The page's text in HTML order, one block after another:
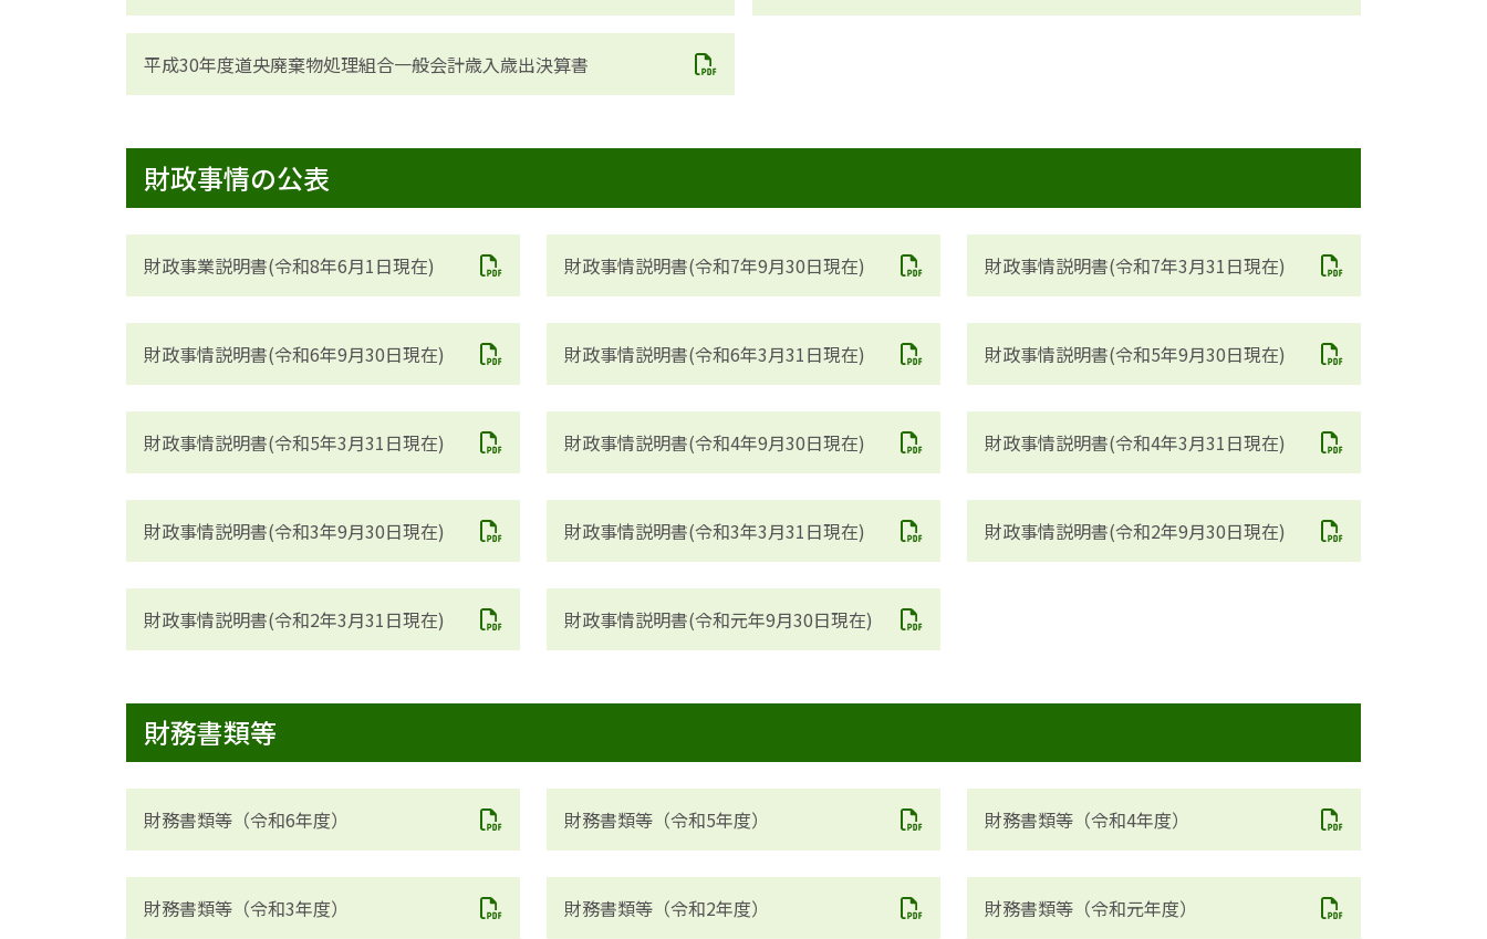
平成30年度道央廃棄物処理組合一般会計歳入歳出決算書
財政事情の公表
財政事業説明書(令和8年6月1日現在) 財政事情説明書(令和7年9月30日現在) 財政事情説明書(令和7年3月31日現在)
財政事情説明書(令和6年9月30日現在) 財政事情説明書(令和6年3月31日現在) 財政事情説明書(令和5年9月30日現在)
財政事情説明書(令和5年3月31日現在) 財政事情説明書(令和4年9月30日現在) 財政事情説明書(令和4年3月31日現在)
財政事情説明書(令和3年9月30日現在) 財政事情説明書(令和3年3月31日現在) 財政事情説明書(令和2年9月30日現在)
財政事情説明書(令和2年3月31日現在) 財政事情説明書(令和元年9月30日現在)
財務書類等
財務書類等（令和6年度） 財務書類等（令和5年度） 財務書類等（令和4年度）
財務書類等（令和3年度） 財務書類等（令和2年度） 財務書類等（令和元年度）